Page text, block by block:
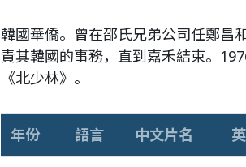
韓國華僑。曾在邵氏兄弟公司任鄭昌
責其韓國的事務，直到嘉禾結束。
《北少林》。
年份 語言 中文片名